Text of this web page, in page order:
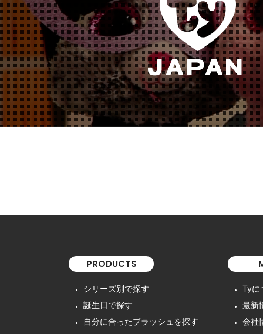
PRODUCTS
シリーズ別で探す
誕生日で探す
自分に合ったプラッシュを探す
Tyに
最新
会社